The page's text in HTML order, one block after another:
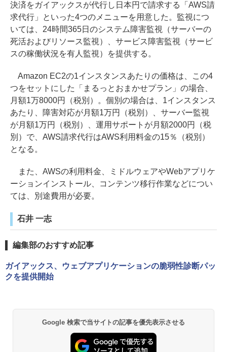
決済をガイアックスが代行し日本円で請求する「AWS請
求代行」といった4つのメニューを用意した。監視につ
いては、24時間365日のシステム障害監視（サーバーの
死活およびリソース監視）、サービス障害監視（サービ
スの稼働状況を有人監視）を提供する。
Amazon EC2の1インスタンスあたりの価格は、この4
つをセットにした「まるっとおまかせプラン」の場合、
月額1万8000円（税別）。個別の場合は、1インスタンス
あたり、障害対応が月額1万円（税別）、サーバー監視
が月額1万円（税別）、運用サポートが月額2000円（税
別）で、AWS請求代行はAWS利用料金の15％（税別）
となる。
また、AWSの利用料金、ミドルウェアやWebアプリケ
ーションインストール、コンテンツ移行作業などについ
ては、別途費用が必要。
石井 一志
編集部のおすすめ記事
ガイアックス、ウェブアプリケーションの脆弱性診断パッ
クを提供開始
Google 検索で当サイトの記事を優先表示させる